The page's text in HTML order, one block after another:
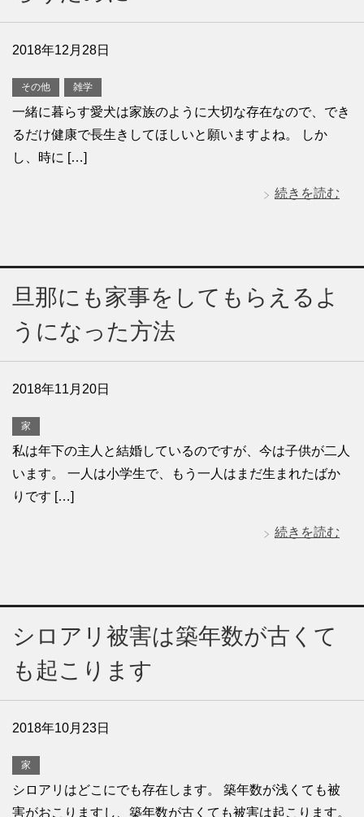
2018年12月28日
その他 雑学
一緒に暮らす愛犬は家族のように大切な存在なので、でき
るだけ健康で長生きしてほしいと願いますよね。 しか
し、時に […]
続きを読む
旦那にも家事をしてもらえるよ
うになった方法
2018年11月20日
家
私は年下の主人と結婚しているのですが、今は子供が二人
います。 一人は小学生で、もう一人はまだ生まれたばか
りです […]
続きを読む
シロアリ被害は築年数が古くて
も起こります
2018年10月23日
家
シロアリはどこにでも存在します。 築年数が浅くても被
害がおこりますし、築年数が古くても被害は起こります。